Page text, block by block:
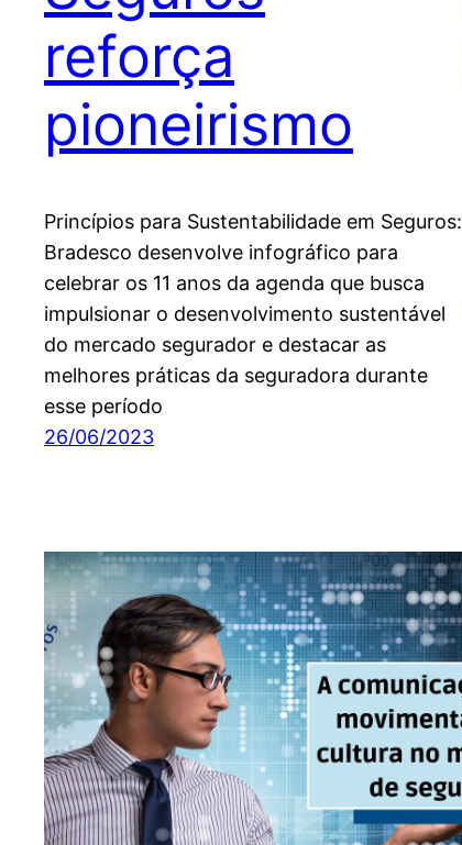
reforça
pioneirismo
Princípios para Sustentabilidade em Seguros:
Bradesco desenvolve infográfico para
celebrar os 11 anos da agenda que busca
impulsionar o desenvolvimento sustentável
do mercado segurador e destacar as
melhores práticas da seguradora durante
esse período
26/06/2023